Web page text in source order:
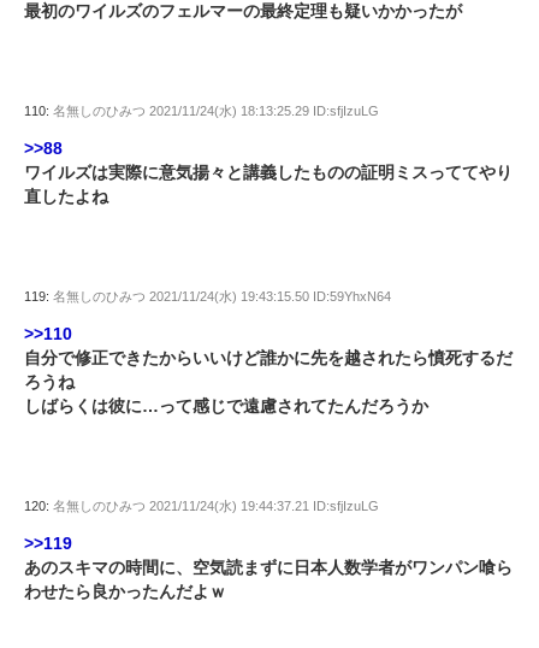
最初のワイルズのフェルマーの最終定理も疑いかかったが
110: 名無しのひみつ 2021/11/24(水) 18:13:25.29 ID:sfjIzuLG
>>88
ワイルズは実際に意気揚々と講義したものの証明ミスっててやり
直したよね
119: 名無しのひみつ 2021/11/24(水) 19:43:15.50 ID:59YhxN64
>>110
自分で修正できたからいいけど誰かに先を越されたら憤死するだ
ろうね
しばらくは彼に…って感じで遠慮されてたんだろうか
120: 名無しのひみつ 2021/11/24(水) 19:44:37.21 ID:sfjIzuLG
>>119
あのスキマの時間に、空気読まずに日本人数学者がワンパン喰ら
わせたら良かったんだよｗ